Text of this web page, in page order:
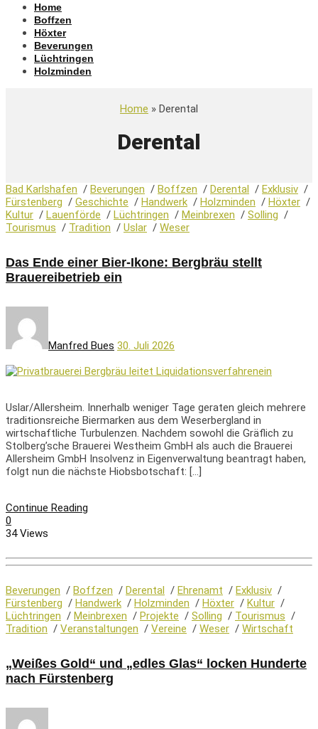
Home
Boffzen
Höxter
Beverungen
Lüchtringen
Holzminden
Home » Derental
Derental
Bad Karlshafen / Beverungen / Boffzen / Derental / Exklusiv /
Fürstenberg / Geschichte / Handwerk / Holzminden / Höxter /
Kultur / Lauenförde / Lüchtringen / Meinbrexen / Solling /
Tourismus / Tradition / Uslar / Weser
Das Ende einer Bier-Ikone: Bergbräu stellt
Brauereibetrieb ein
Manfred Bues 30. Juli 2026
Uslar/Allersheim. Innerhalb weniger Tage geraten gleich mehrere
traditionsreiche Biermarken aus dem Weserbergland in
wirtschaftliche Turbulenzen. Nachdem sowohl die Gräflich zu
Stolberg’sche Brauerei Westheim GmbH als auch die Brauerei
Allersheim GmbH Insolvenz in Eigenverwaltung beantragt haben,
folgt nun die nächste Hiobsbotschaft: […]
Continue Reading
0
34 Views
Beverungen / Boffzen / Derental / Ehrenamt / Exklusiv /
Fürstenberg / Handwerk / Holzminden / Höxter / Kultur /
Lüchtringen / Meinbrexen / Projekte / Solling / Tourismus /
Tradition / Veranstaltungen / Vereine / Weser / Wirtschaft
„Weißes Gold“ und „edles Glas“ locken Hunderte
nach Fürstenberg